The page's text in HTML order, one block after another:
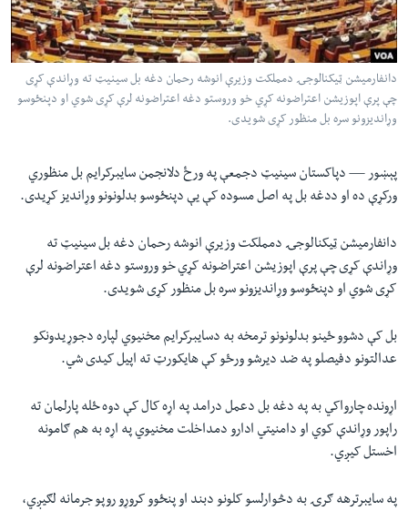
دلته
مخکې
مرکزي
لټون
اداریه
Learning English
FOLLOW US
ژبې
دانفارميشن ټيکنالوجۍ دمملکت وزيرې انوشه رحمان دغه بل سينيټ ته وړاندې کړى
چې پرې اپوزيشن اعتراضونه کړي خو وروستو دغه اعتراضونه لرې کړى شوي او دپنځوسو
وړانديزونو سره بل منظور کړى شويدى.
پېښور — دپاکستان سينيټ دجمعې په ورځ دلانجمن سايبرکرايم بل منظوري
ورکړې ده او ددغه بل په اصل مسوده کې يې دپنځوسو بدلونونو وړانديز کړيدى.
دانفارميشن ټيکنالوجۍ دمملکت وزيرې انوشه رحمان دغه بل سينيټ ته
وړاندې کړى چې پرې اپوزيشن اعتراضونه کړي خو وروستو دغه اعتراضونه لرې
کړى شوي او دپنځوسو وړانديزونو سره بل منظور کړى شويدى.
بل کې دشوو ځينو بدلونونو ترمخه به دسايبرکرايم مخنيوي لپاره دجوړيدونکو
عدالتونو دفيصلو په ضد ديرشو ورځو کې هايکورټ ته اپيل کيدى شي.
اړونده چارواکي به په دغه بل دعمل درامد په اړه کال کې دوه ځله پارلمان ته
راپور وړاندې کوي او دامنيتي ادارو دمداخلت مخنيوي په اړه به هم ګامونه
اخستل کيږي.
په سايبرترهه ګرۍ به دڅوارلسو کلونو دبند او پنځوو کروړو روپو جرمانه لګيږي،